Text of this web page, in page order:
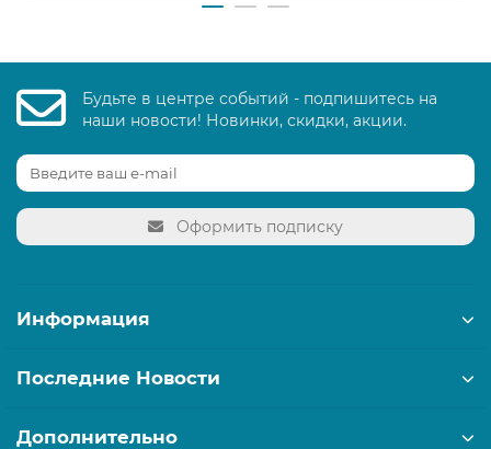
Будьте в центре событий - подпишитесь на
наши новости! Новинки, скидки, акции.
Оформить подписку
Информация
Последние Новости
Дополнительно